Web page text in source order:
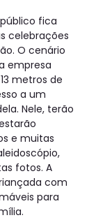
fica
celebrações
O cenário
empresa
metros de
a um
Nele, terão
e muitas
fotos. A
com
para